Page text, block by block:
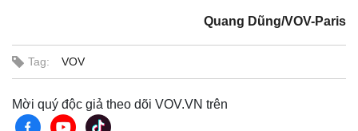
Quang Dũng/VOV-Paris
Tag: VOV
Mời quý độc giả theo dõi VOV.VN trên